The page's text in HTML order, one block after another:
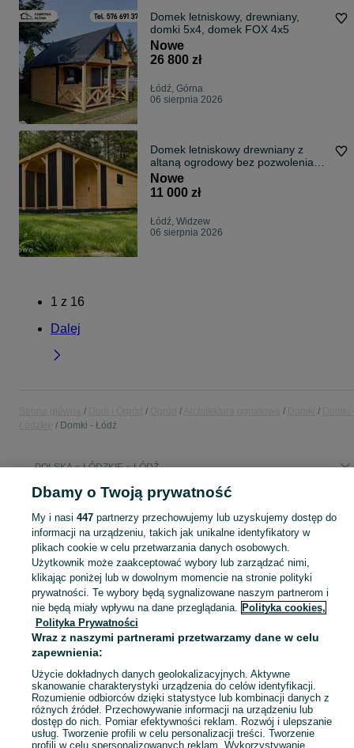
Domek letniskowy, drewniany,
domki 5x4, domek FOX 4x5
Nowe
26 800 zł
Łódź, Górna
06 sierpnia 2026
Domek letniskowy drewniany z
altaną ogrodowy bez pozwolenia
3x6 Rod
Nowe
11 000 zł
Łódź, Widzew
06 sierpnia 2026
1 z 16
Dalej
Domki - Łódź
POLSKA » ŁÓDZKIE » ŁÓDŹ
Sprzedaż domków ogrodowych Łódź ▶️ Szeroki wybór modeli, kolorów i materiałów ✅ Nowe i używane w atrakcyjnych cenach ☝ Sprawdź oferty na OLX.pl!
Mapa kategorii
Mapa miejscowości
Mapa ministron
Popularne wyszukiwania
Dbamy o Twoją prywatność
My i nasi 447partnerzy przechowujemy lub uzyskujemy dostęp do
informacji na urządzeniu, takich jak unikalne identyfikatory w
plikach cookie w celu przetwarzania danych osobowych.
Użytkownik może zaakceptować wybory lub zarządzać nimi,
klikając poniżej lub w dowolnym momencie na stronie polityki
prywatności. Te wybory będą sygnalizowane naszym partnerom i
nie będą miały wpływu na dane przeglądania. Polityka cookies,
Polityka Prywatności
Wraz z naszymi partnerami przetwarzamy dane w celu
zapewnienia:
Użycie dokładnych danych geolokalizacyjnych. Aktywne
skanowanie charakterystyki urządzenia do celów identyfikacji.
Rozumienie odbiorców dzięki statystyce lub kombinacji danych z
różnych źródeł. Przechowywanie informacji na urządzeniu lub
dostęp do nich. Pomiar efektywności reklam. Rozwój i ulepszanie
usług. Tworzenie profili w celu personalizacji treści. Tworzenie
profili w celu spersonalizowanych reklam. Wykorzystywanie